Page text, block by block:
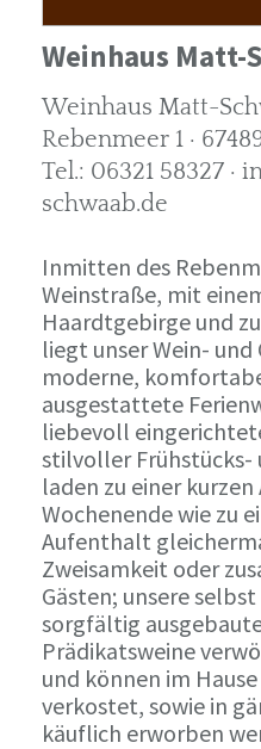
Weinhaus Matt-
Weinhaus Matt-
Rebenmeer 1 ·
Tel.: 06321 58327 ·
schwaab.de
Inmitten des
Weinstraße, mit
Haardtgebirge und
liegt unser Wein- und
moderne,
ausgestattete
liebevoll
stilvoller
laden zu einer
Wochenende wie zu
Aufenthalt
Zweisamkeit oder
Gästen; unsere
sorgfältig
Prädikatsweine
und können im
verkostet, sowie in
käuflich erworben